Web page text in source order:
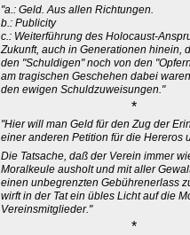
"a.: Geld. Aus allen Richtungen.
b.: Publicity
c.: Weiterführung des Holocaust-
Zukunft, auch in Generationen hinein,
den "Schuldigen" noch von den
am tragischen Geschehen dabei
den ewigen Schuldzuweisungen."
*
"Hier will man Geld für den Zug der
einer anderen Petition für die Hereros
Die Tatsache, daß der Verein immer
Moralkeule ausholt und mit aller
einen unbegrenzten Gebührenerlass
wirft in der Tat ein übles Licht auf die
Vereinsmitglieder."
*